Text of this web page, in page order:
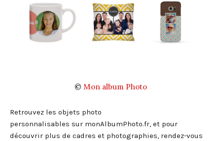
© Mon album Photo
Retrouvez les objets photo
personnalisables sur monAlbumPhoto.fr, et pour
découvrir plus de cadres et photographies, rendez-vous